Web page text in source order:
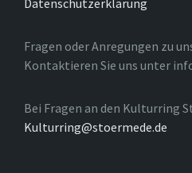
Datenschutzerklärung
Fragen oder Anregungen zu
Kontaktieren Sie uns unter
Bei Fragen an den Kulturring
Kulturring@stoermede.de